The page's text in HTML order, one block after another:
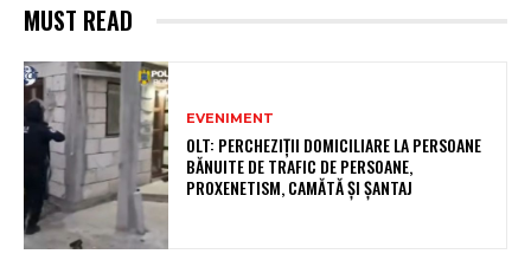
MUST READ
EVENIMENT
OLT: PERCHEZIŢII DOMICILIARE LA PERSOANE
BĂNUITE DE TRAFIC DE PERSOANE,
PROXENETISM, CAMĂTĂ ŞI ŞANTAJ